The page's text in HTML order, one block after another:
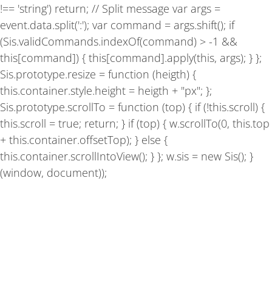
!== 'string') return; // Split message var args =
event.data.split(':'); var command = args.shift(); if
(Sis.validCommands.indexOf(command) > -1 &&
this[command]) { this[command].apply(this, args); } };
Sis.prototype.resize = function (heigth) {
this.container.style.height = heigth + "px"; };
Sis.prototype.scrollTo = function (top) { if (!this.scroll) {
this.scroll = true; return; } if (top) { w.scrollTo(0, this.top
+ this.container.offsetTop); } else {
this.container.scrollIntoView(); } }; w.sis = new Sis(); }
(window, document));